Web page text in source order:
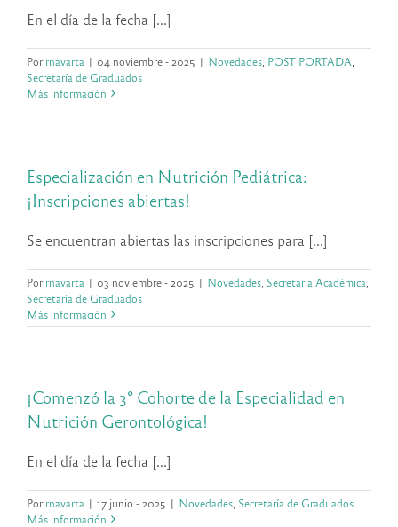
En el día de la fecha [...]
Porrnavarta | 04 noviembre - 2025 | Novedades, POST PORTADA,
Secretaría de Graduados
Más información
Especialización en Nutrición Pediátrica:
¡Inscripciones abiertas!
Se encuentran abiertas las inscripciones para [...]
Porrnavarta | 03 noviembre - 2025 | Novedades Secretaría Académica
Secretaría de Graduados
Más información
¡Comenzó la 3° Cohorte de la Especialidad en
Nutrición Gerontológica!
En el día de la fecha [...]
Porrnavarta | 17 junio - 2025 | Novedades Secretaría de Graduados
Más información